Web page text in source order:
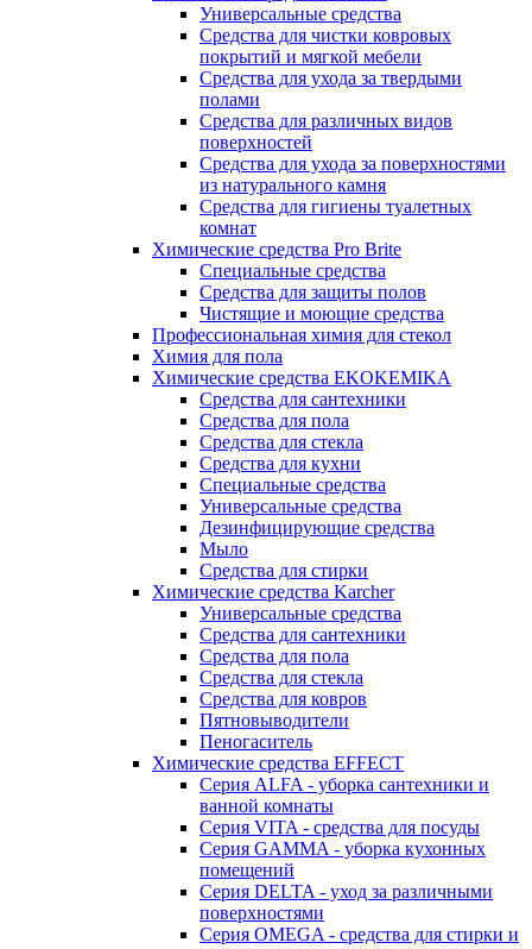
Универсальные средства
Средства для чистки ковровых
покрытий и мягкой мебели
Средства для ухода за твердыми
полами
Средства для различных видов
поверхностей
Средства для ухода за поверхностями
из натурального камня
Средства для гигиены туалетных
комнат
Химические средства Pro Brite
Специальные средства
Средства для защиты полов
Чистящие и моющие средства
Профессиональная химия для стекол
Химия для пола
Химические средства EKOKEMIKA
Средства для сантехники
Средства для пола
Средства для стекла
Средства для кухни
Специальные средства
Универсальные средства
Дезинфицирующие средства
Мыло
Средства для стирки
Химические средства Karcher
Универсальные средства
Средства для сантехники
Средства для пола
Средства для стекла
Средства для ковров
Пятновыводители
Пеногаситель
Химические средства EFFECT
Серия ALFA - уборка сантехники и
ванной комнаты
Серия VITA - средства для посуды
Серия GAMMA - уборка кухонных
помещений
Серия DELTA - уход за различными
поверхностями
Серия OMEGA - средства для стирки и